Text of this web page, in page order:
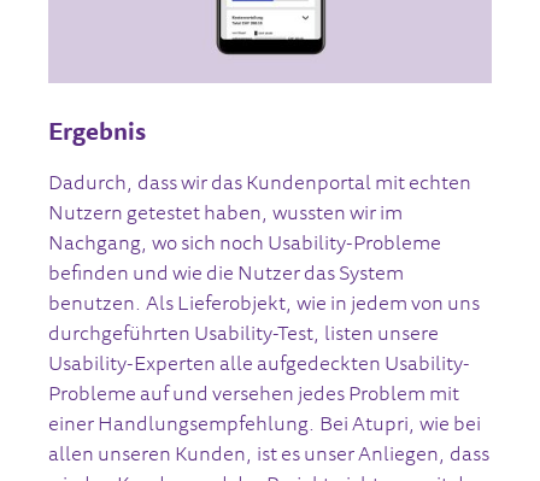
Ergebnis
Dadurch, dass wir das Kundenportal mit echten
Nutzern getestet haben, wussten wir im
Nachgang, wo sich noch Usability-Probleme
befinden und wie die Nutzer das System
benutzen. Als Lieferobjekt, wie in jedem von uns
durchgeführten Usability-Test, listen unsere
Usability-Experten alle aufgedeckten Usability-
Probleme auf und versehen jedes Problem mit
einer Handlungsempfehlung. Bei Atupri, wie bei
allen unseren Kunden, ist es unser Anliegen, dass